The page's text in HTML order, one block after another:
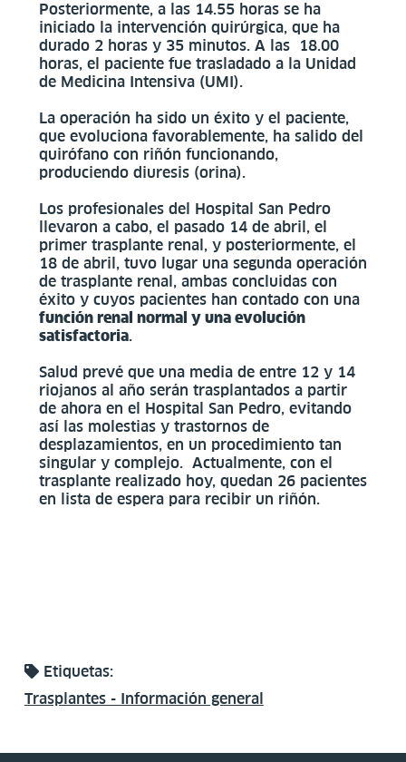
Posteriormente, a las 14.55 horas se ha
iniciado la intervención quirúrgica, que ha
durado 2 horas y 35 minutos. A las 18.00
horas, el paciente fue trasladado a la Unidad
de Medicina Intensiva (UMI).
La operación ha sido un éxito y el paciente,
que evoluciona favorablemente, ha salido del
quirófano con riñón funcionando,
produciendo diuresis (orina).
Los profesionales del Hospital San Pedro
llevaron a cabo, el pasado 14 de abril, el
primer trasplante renal, y posteriormente, el
18 de abril, tuvo lugar una segunda operación
de trasplante renal, ambas concluidas con
éxito y cuyos pacientes han contado con una
función renal normal y una evolución
satisfactoria.
Salud prevé que una media de entre 12 y 14
riojanos al año serán trasplantados a partir
de ahora en el Hospital San Pedro, evitando
así las molestias y trastornos de
desplazamientos, en un procedimiento tan
singular y complejo. Actualmente, con el
trasplante realizado hoy, quedan 26 pacientes
en lista de espera para recibir un riñón.
Etiquetas:
Trasplantes - Información general